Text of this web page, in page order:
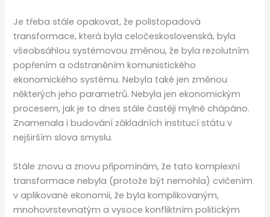
Je třeba stále opakovat, že polistopadová
transformace, která byla celočeskoslovenská, byla
všeobsáhlou systémovou změnou, že byla rezolutním
popřením a odstraněním komunistického
ekonomického systému. Nebyla také jen změnou
některých jeho parametrů. Nebyla jen ekonomickým
procesem, jak je to dnes stále častěji mylně chápáno.
Znamenala i budování základních institucí státu v
nejširším slova smyslu.
Stále znovu a znovu připomínám, že tato komplexní
transformace nebyla (protože být nemohla) cvičením
v aplikované ekonomii, že byla komplikovaným,
mnohovrstevnatým a vysoce konfliktním politickým